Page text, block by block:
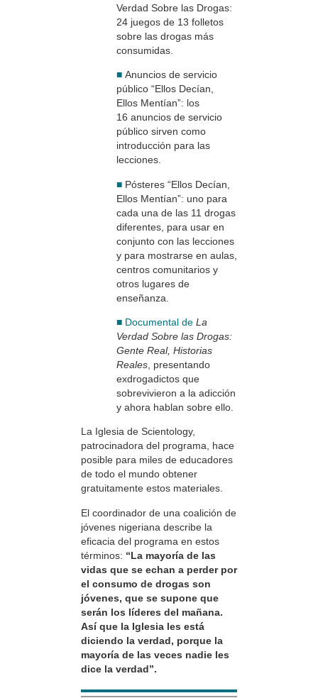
Verdad Sobre las Drogas:
24 juegos de 13 folletos
sobre las drogas más
consumidas.
■ Anuncios de servicio
público “Ellos Decían,
Ellos Mentían”: los
16 anuncios de servicio
público sirven como
introducción para las
lecciones.
■ Pósteres “Ellos Decían,
Ellos Mentían”: uno para
cada una de las 11 drogas
diferentes, para usar en
conjunto con las lecciones
y para mostrarse en aulas,
centros comunitarios y
otros lugares de
enseñanza.
■ Documental de La
Verdad Sobre las Drogas:
Gente Real, Historias
Reales , presentando
exdrogadictos que
sobrevivieron a la adicción
y ahora hablan sobre ello.
La Iglesia de Scientology,
patrocinadora del programa, hace
posible para miles de educadores
de todo el mundo obtener
gratuitamente estos materiales.
El coordinador de una coalición de
jóvenes nigeriana describe la
eficacia del programa en estos
términos: “La mayoría de las
vidas que se echan a perder por
el consumo de drogas son
jóvenes, que se supone que
serán los líderes del mañana.
Así que la Iglesia les está
diciendo la verdad, porque la
mayoría de las veces nadie les
dice la verdad”.